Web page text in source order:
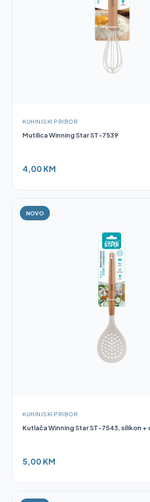
KUHINJSKI PRIBOR
Mutilica Winning Star ST-7539
4,00 KM
NOVO
KUHINJSKI PRIBOR
Kutlača Winning Star ST-7543, silikon +
5,00 KM